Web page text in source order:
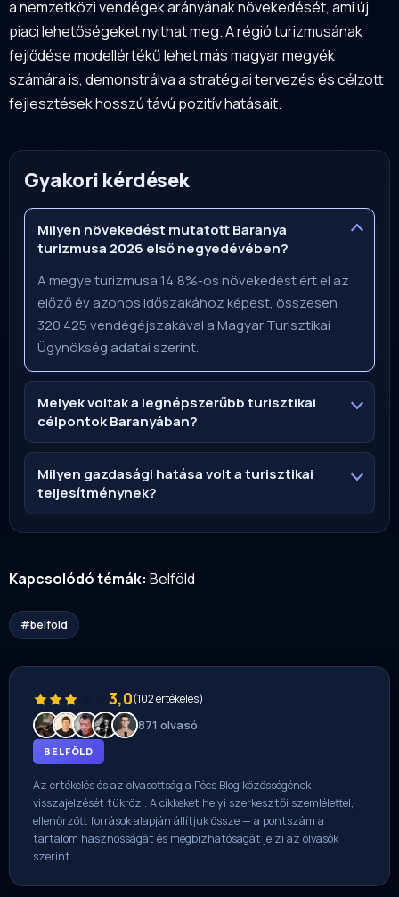
a nemzetközi vendégek arányának növekedését, ami új
piaci lehetőségeket nyithat meg. A régió turizmusának
fejlődése modellértékű lehet más magyar megyék
számára is, demonstrálva a stratégiai tervezés és célzott
fejlesztések hosszú távú pozitív hatásait.
Gyakori kérdések
Milyen növekedést mutatott Baranya
turizmusa 2026 első negyedévében?
A megye turizmusa 14,8%-os növekedést ért el az
előző év azonos időszakához képest, összesen
320 425 vendégéjszakával a Magyar Turisztikai
Ügynökség adatai szerint.
Melyek voltak a legnépszerűbb turisztikai
célpontok Baranyában?
Milyen gazdasági hatása volt a turisztikai
teljesítménynek?
Kapcsolódó témák: Belföld
#belfold
3,0(102 értékelés)
871 olvasó
BELFÖLD
Az értékelés és az olvasottság a Pécs Blog közösségének
visszajelzését tükrözi. A cikkeket helyi szerkesztői szemlélettel,
ellenőrzött források alapján állítjuk össze — a pontszám a
tartalom hasznosságát és megbízhatóságát jelzi az olvasók
szerint.